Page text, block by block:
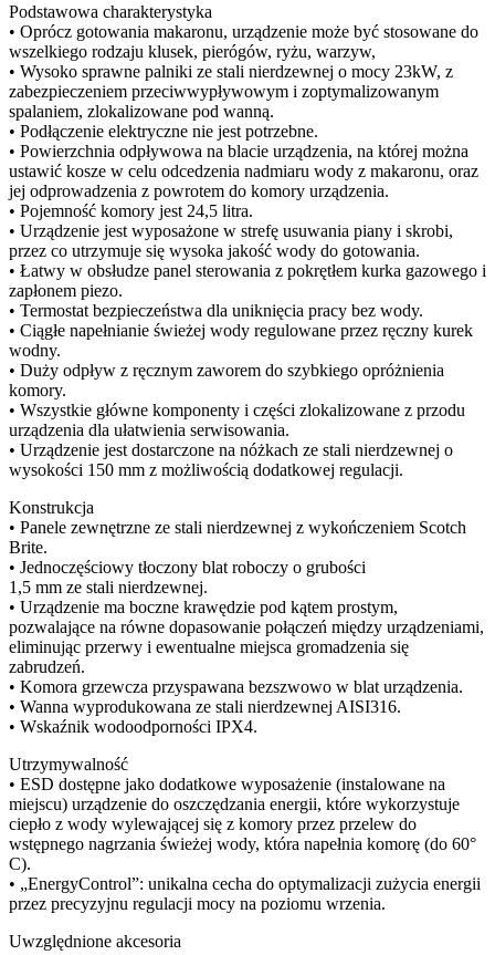
Podstawowa charakterystyka
• Oprócz gotowania makaronu, urządzenie może być stosowane do
wszelkiego rodzaju klusek, pierógów, ryżu, warzyw,
• Wysoko sprawne palniki ze stali nierdzewnej o mocy 23kW, z
zabezpieczeniem przeciwwypływowym i zoptymalizowanym
spalaniem, zlokalizowane pod wanną.
• Podłączenie elektryczne nie jest potrzebne.
• Powierzchnia odpływowa na blacie urządzenia, na której można
ustawić kosze w celu odcedzenia nadmiaru wody z makaronu, oraz
jej odprowadzenia z powrotem do komory urządzenia.
• Pojemność komory jest 24,5 litra.
• Urządzenie jest wyposażone w strefę usuwania piany i skrobi,
przez co utrzymuje się wysoka jakość wody do gotowania.
• Łatwy w obsłudze panel sterowania z pokrętłem kurka gazowego i
zapłonem piezo.
• Termostat bezpieczeństwa dla uniknięcia pracy bez wody.
• Ciągłe napełnianie świeżej wody regulowane przez ręczny kurek
wodny.
• Duży odpływ z ręcznym zaworem do szybkiego opróżnienia
komory.
• Wszystkie główne komponenty i części zlokalizowane z przodu
urządzenia dla ułatwienia serwisowania.
• Urządzenie jest dostarczone na nóżkach ze stali nierdzewnej o
wysokości 150 mm z możliwością dodatkowej regulacji.
Konstrukcja
• Panele zewnętrzne ze stali nierdzewnej z wykończeniem Scotch
Brite.
• Jednoczęściowy tłoczony blat roboczy o grubości
1,5 mm ze stali nierdzewnej.
• Urządzenie ma boczne krawędzie pod kątem prostym,
pozwalające na równe dopasowanie połączeń między urządzeniami,
eliminując przerwy i ewentualne miejsca gromadzenia się
zabrudzeń.
• Komora grzewcza przyspawana bezszwowo w blat urządzenia.
• Wanna wyprodukowana ze stali nierdzewnej AISI316.
• Wskaźnik wodoodporności IPX4.
Utrzymywalność
• ESD dostępne jako dodatkowe wyposażenie (instalowane na
miejscu) urządzenie do oszczędzania energii, które wykorzystuje
ciepło z wody wylewającej się z komory przez przelew do
wstępnego nagrzania świeżej wody, która napełnia komorę (do 60°
C).
• „EnergyControl”: unikalna cecha do optymalizacji zużycia energii
przez precyzyjnu regulacji mocy na poziomu wrzenia.
Uwzględnione akcesoria